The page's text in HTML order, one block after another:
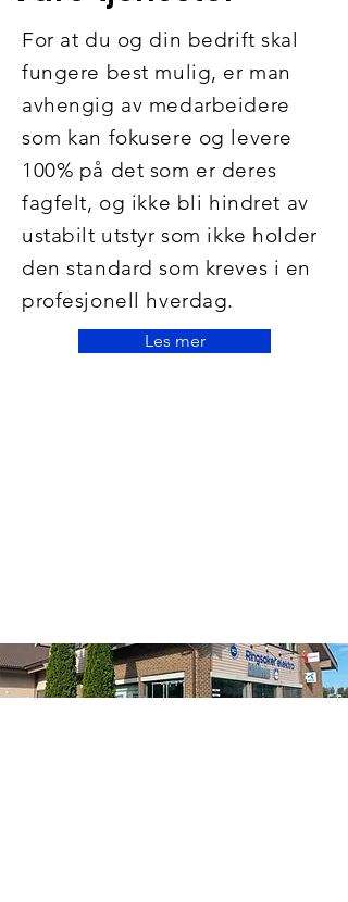
For at du og din bedrift skal
fungere best mulig, er man
avhengig av medarbeidere
som kan fokusere og levere
100% på det som er deres
fagfelt, og ikke bli hindret av
ustabilt utstyr som ikke holder
den standard som kreves i en
profesjonell hverdag.
Les mer